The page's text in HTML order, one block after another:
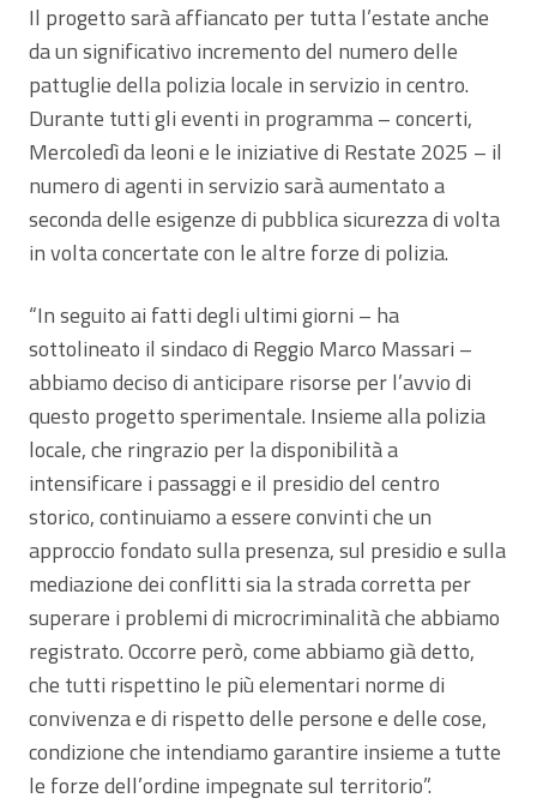
Il progetto sarà affiancato per tutta l’estate anche
da un significativo incremento del numero delle
pattuglie della polizia locale in servizio in centro.
Durante tutti gli eventi in programma – concerti,
Mercoledì da leoni e le iniziative di Restate 2025 – il
numero di agenti in servizio sarà aumentato a
seconda delle esigenze di pubblica sicurezza di volta
in volta concertate con le altre forze di polizia.
“In seguito ai fatti degli ultimi giorni – ha
sottolineato il sindaco di Reggio Marco Massari –
abbiamo deciso di anticipare risorse per l’avvio di
questo progetto sperimentale. Insieme alla polizia
locale, che ringrazio per la disponibilità a
intensificare i passaggi e il presidio del centro
storico, continuiamo a essere convinti che un
approccio fondato sulla presenza, sul presidio e sulla
mediazione dei conflitti sia la strada corretta per
superare i problemi di microcriminalità che abbiamo
registrato. Occorre però, come abbiamo già detto,
che tutti rispettino le più elementari norme di
convivenza e di rispetto delle persone e delle cose,
condizione che intendiamo garantire insieme a tutte
le forze dell’ordine impegnate sul territorio”.